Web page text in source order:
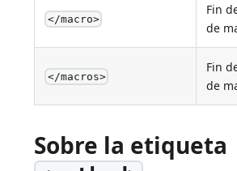
</macro>
Fin
de
</macros>
Fin
de
Sobre la etiqueta